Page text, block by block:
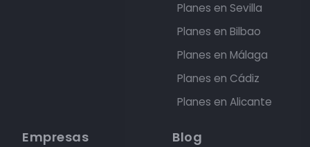
Planes en Sevilla
Planes en Bilbao
Planes en Málaga
Planes en Cádiz
Planes en Alicante
Empresas Blog